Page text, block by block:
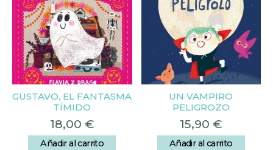
GUSTAVO, EL FANTASMA
TÍMIDO
18,00 €
Añadir al carrito
UN VAMPIRO
PELIGROZO
15,90 €
Añadir al carrito